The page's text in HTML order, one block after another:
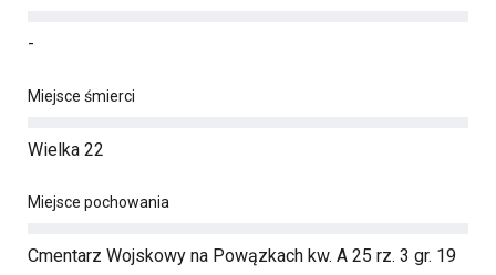
-
Miejsce śmierci
Wielka 22
Miejsce pochowania
Cmentarz Wojskowy na Powązkach kw. A 25 rz. 3 gr. 19